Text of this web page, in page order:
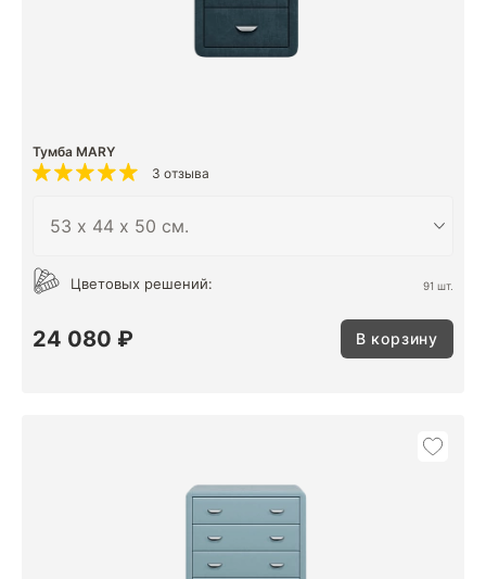
Тумба MARY
3 отзыва
Цветовых решений: 91 шт.
24 080 ₽ В корзину